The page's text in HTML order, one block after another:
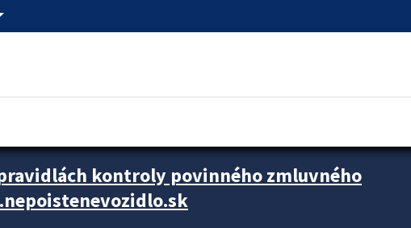
kontroly povinného zmluvného